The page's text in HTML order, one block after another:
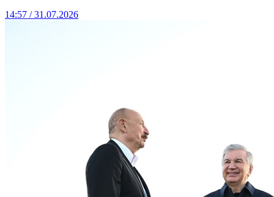
14:57 / 31.07.2026